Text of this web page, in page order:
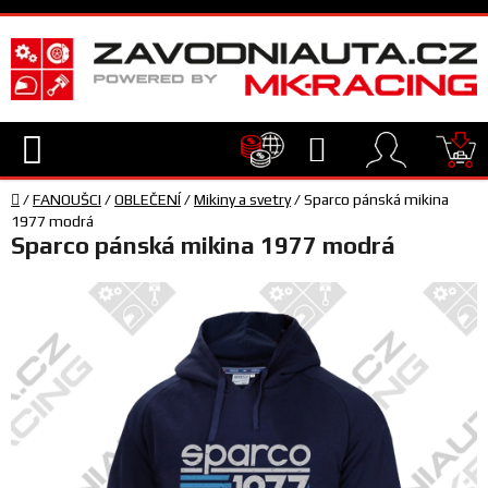
Přejít
na
obsah
Hledat
TECHNIKA
JEZDEC
TÝM
A
Domů
/FANOUŠCI /OBLEČENÍ/Mikiny a svetry/Sparco pánská mikina
1977 modrá
Sparco pánská mikina 1977 modrá